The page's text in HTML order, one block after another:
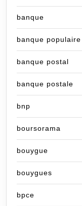
banque
banque populaire
banque postal
banque postale
bnp
boursorama
bouygue
bouygues
bpce